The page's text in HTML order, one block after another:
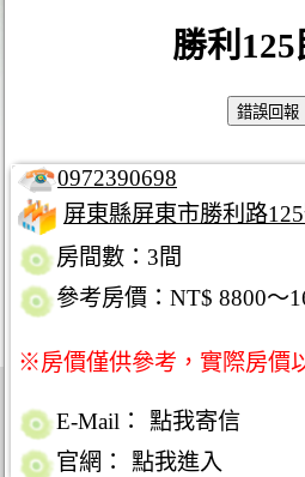
勝利125
0972390698
屏東縣屏東市勝利路
房間數：3間
參考房價：NT$ 8800～
※房價僅供參考，實際房價
E-Mail：
點我寄信
官網：
點我進入